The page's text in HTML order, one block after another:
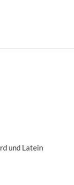
und Latein